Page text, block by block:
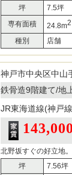
坪
7.5坪
専有面積
24.8m2
種別
店舗
神戸市中央区中山
鉄骨造9階建て/地
JR東海道線(神戸
北野坂すぐの好立地
坪
7.56坪